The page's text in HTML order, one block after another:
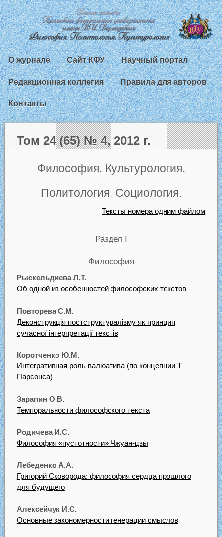
О журнале Сайт КФУ Научный портал
Редакционная коллегия Правила для авторов
Контакты
Том 24 (65) № 4, 2012 г.
Философия. Культурология.
Политология. Социология.
Тексты номера одним файлом
Раздел I
Философия
Рыскельдиева Л.Т.
Об одной из особенностей философских текстов
Повторева С.М.
Деконструкція постструктуралізму як принцип
сучасної інтерпретації текстів
Коротченко Ю.М.
Интегративная роль валюатива (по концепции Т
Парсонса)
Зарапин О.В.
Темпоральности философского текста
Родичева И.С.
Философия «пустотности» Чжуан-цзы
Лебеденко А.А.
Григорий Сковорода: философия сердца прошлого
для будущего
Алексейчук И.С.
Основные закономерности генерации смыслов